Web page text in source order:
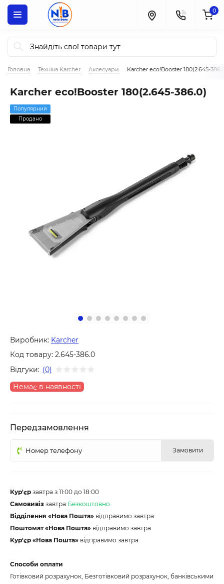
0
Головна Техніка Karcher Аксесуари Karcher eco!Booster 180(2.645-
Karcher eco!Booster 180(2.645-386.0)
Популярний
Продано
Виробник: Karcher
Код товару: 2.645-386.0
Відгуки: (0)
Немає в наявності
Передзамовлення
Замовити
Кур'єр завтра з 11:00 до 18:00
Самовивіз завтра Безкоштовно
Відділення «Нова Пошта» відправимо завтра
Поштомат «Нова Пошта» відправимо завтра
Кур'єр «Нова Пошта» відправимо завтра
Способи оплати
Готівковий розрахунок, Безготівковий розрахунок, банківськими